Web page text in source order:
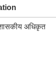
अधिकृत